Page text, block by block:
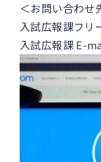
＜お問い合わせ
入試広報課フリ
入試広報課 E-